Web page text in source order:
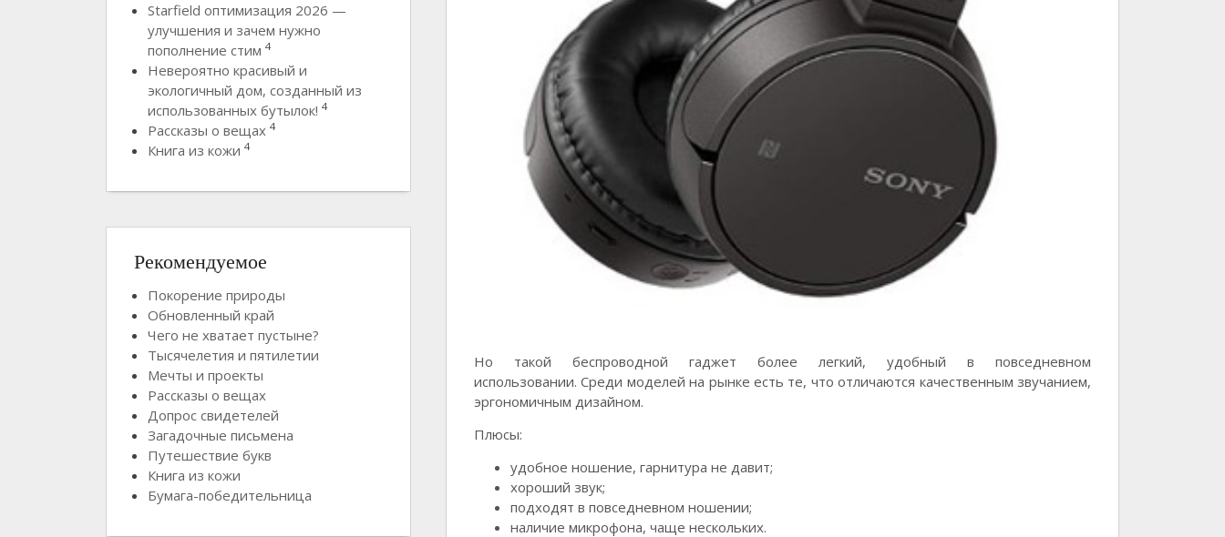
Но такой беспроводной гаджет более легкий, удобный в повседневном
использовании. Среди моделей на рынке есть те, что отличаются качественным звучанием,
эргономичным дизайном.
Плюсы:
удобное ношение, гарнитура не давит;
хороший звук;
подходят в повседневном ношении;
наличие микрофона, чаще нескольких.
Starfield оптимизация 2026 —
улучшения и зачем нужно
пополнение стим 4
Невероятно красивый и
экологичный дом, созданный из
использованных бутылок! 4
Рассказы о вещах 4
Книга из кожи 4
Рекомендуемое
Покорение природы
Обновленный край
Чего не хватает пустыне?
Тысячелетия и пятилетии
Мечты и проекты
Рассказы о вещах
Допрос свидетелей
Загадочные письмена
Путешествие букв
Книга из кожи
Бумага-победительница